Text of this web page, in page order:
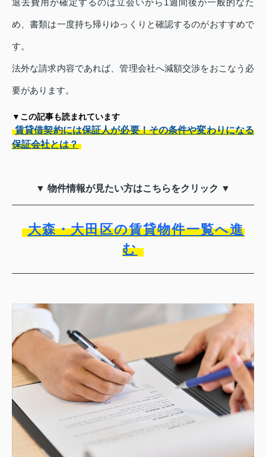
退去費用が確定するのは立会いから1週間後が一般的なた
め、書類は一度持ち帰りゆっくりと確認するのがおすすめで
す。
法外な請求内容であれば、管理会社へ減額交渉をおこなう必
要があります。
▼この記事も読まれています
賃貸借契約には保証人が必要！その条件や変わりになる
保証会社とは？
▼ 物件情報が見たい方はこちらをクリック ▼
大森・大田区の賃貸物件一覧へ進
む